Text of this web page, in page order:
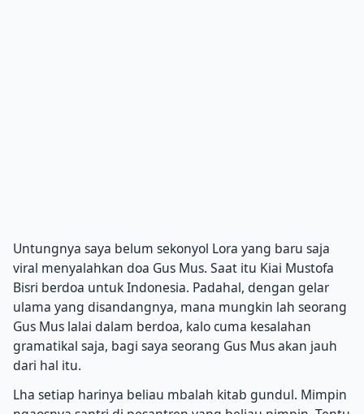
Untungnya saya belum sekonyol Lora yang baru saja
viral menyalahkan doa Gus Mus. Saat itu Kiai Mustofa
Bisri berdoa untuk Indonesia. Padahal, dengan gelar
ulama yang disandangnya, mana mungkin lah seorang
Gus Mus lalai dalam berdoa, kalo cuma kesalahan
gramatikal saja, bagi saya seorang Gus Mus akan jauh
dari hal itu.
Lha setiap harinya beliau mbalah kitab gundul. Mimpin